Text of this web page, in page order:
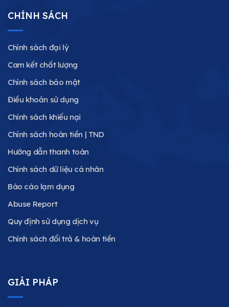
CHÍNH SÁCH
Chính sách đại lý
Cam kết chất lượng
Chính sách bảo mật
Điều khoản sử dụng
Chính sách khiếu nại
Chính sách hoàn tiền | TND
Hướng dẫn thanh toán
Chính sách dữ liệu cá nhân
Báo cáo lạm dụng
Abuse Report
Quy định sử dụng dịch vụ
Chính sách đổi trả & hoàn tiền
GIẢI PHÁP